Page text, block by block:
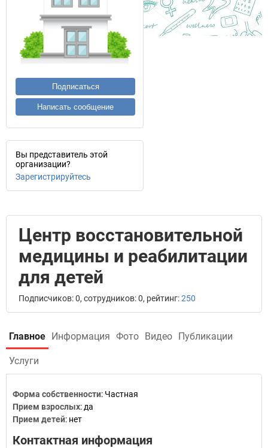
Подписаться
Написать сообщение
Вы представитель этой
организации?
Зарегистрируйтесь
Центр восстановительной
медицины и реабилитации
для детей
Подписчиков: 0, сотрудников: 0, рейтинг:250
Главное Информация Фото Видео Публикации
Услуги
Форма собственности: Частная
Прием взрослых: да
Прием детей: нет
Контактная информация